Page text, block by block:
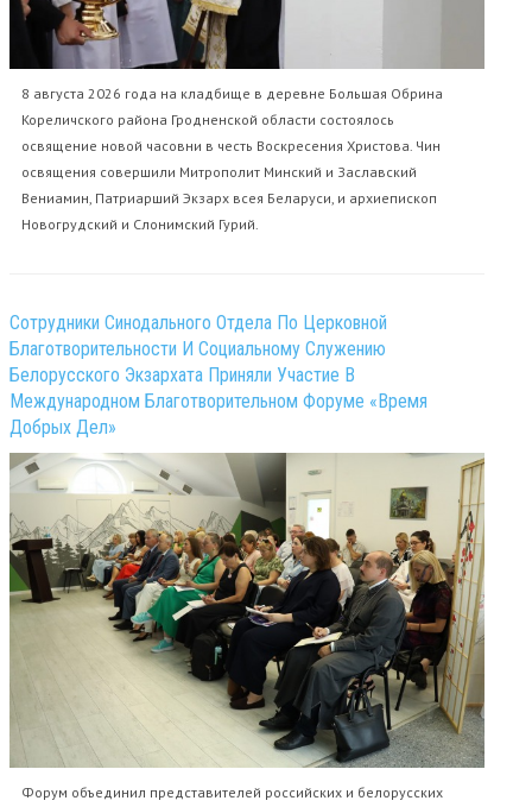
8 августа 2026 года на кладбище в деревне Большая Обрина
Кореличского района Гродненской области состоялось
освящение новой часовни в честь Воскресения Христова. Чин
освящения совершили Митрополит Минский и Заславский
Вениамин, Патриарший Экзарх всея Беларуси, и архиепископ
Новогрудский и Слонимский Гурий.
Сотрудники Синодального Отдела По Церковной
Благотворительности И Социальному Служению
Белорусского Экзархата Приняли Участие В
Международном Благотворительном Форуме «Время
Добрых Дел»
Форум объединил представителей российских и белорусских